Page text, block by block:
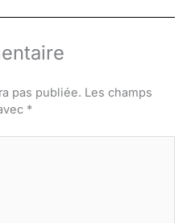
pas publiée. Les champs
*